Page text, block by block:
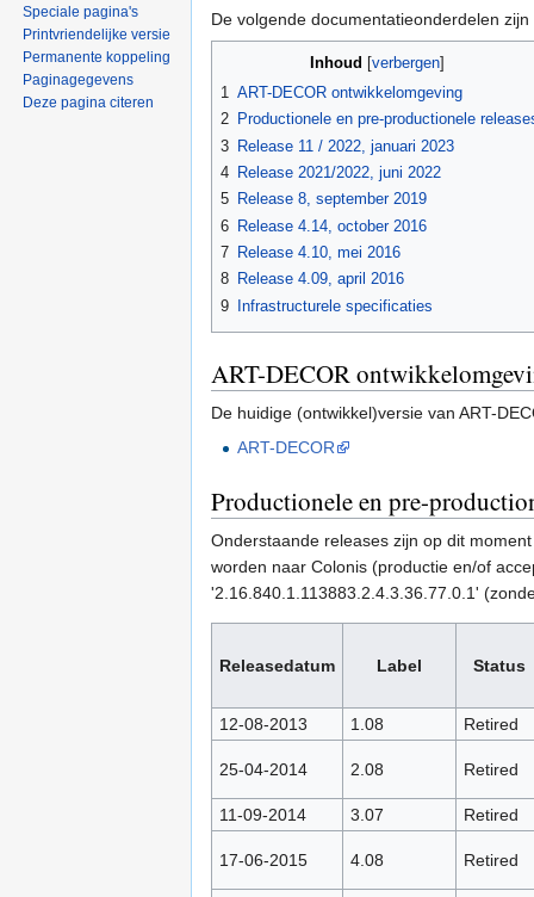
De volgende documentatieonderdelen
Inhoud verbergen
1 ART-DECOR ontwikkelomgeving
2 Productionele en pre-productionele
3 Release 11 / 2022, januari 2023
4 Release 2021/2022, juni 2022
5 Release 8, september 2019
6 Release 4.14, october 2016
7 Release 4.10, mei 2016
8 Release 4.09, april 2016
9
Infrastructurele specificaties
ART-DECOR
De huidige (ontwikkel)versie van ART-
ART-DECOR
Productionele en pre-
Onderstaande releases zijn op dit
worden naar Colonis (productie en/of
'2.16.840.1.113883.2.4.3.36.77.0.1'
Releasedatum Label Status
12-08-2013 1.08 Retired
25-04-2014 2.08 Retired
11-09-2014 3.07 Retired
17-06-2015 4.08 Retired
Speciale pagina's
Printvriendelijke versie
Permanente koppeling
Paginagegevens
Deze pagina citeren